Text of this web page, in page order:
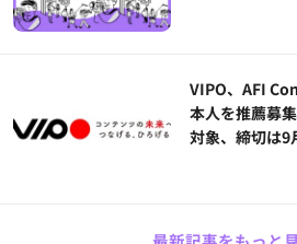
VIPO、AFI
本人を推薦募
対象、締切は9